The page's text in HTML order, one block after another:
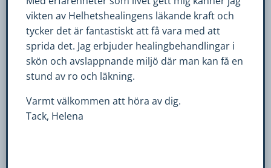
vikten av Helhetshealingens läkande kraft och
tycker det är fantastiskt att få vara med att
sprida det. Jag erbjuder healingbehandlingar i
skön och avslappnande miljö där man kan få en
stund av ro och läkning.
Varmt välkommen att höra av dig.
Tack, Helena
Statistik
För
att
vi
ska
kunna
hemsidans
funktionalitet